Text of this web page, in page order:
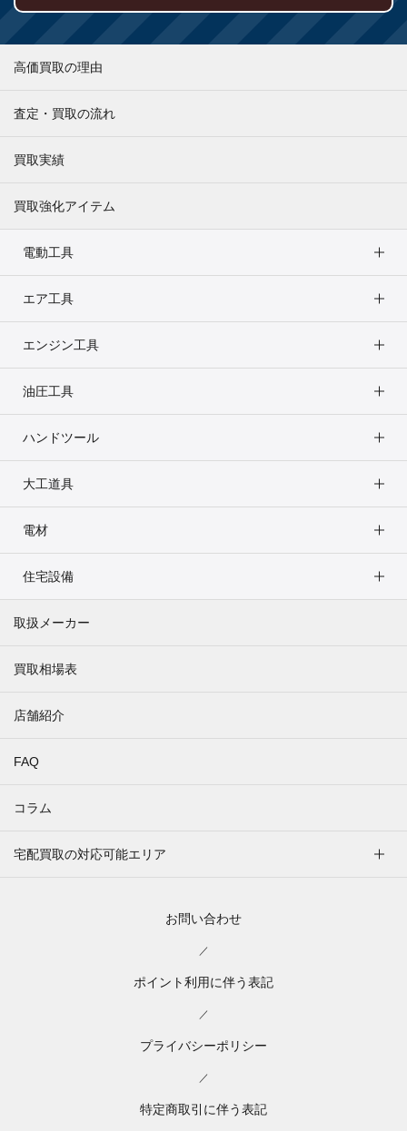
高価買取の理由
査定・買取の流れ
買取実績
買取強化アイテム
電動工具
エア工具
エンジン工具
油圧工具
ハンドツール
大工道具
電材
住宅設備
取扱メーカー
買取相場表
店舗紹介
FAQ
コラム
宅配買取の対応可能エリア
お問い合わせ
／
ポイント利用に伴う表記
／
プライバシーポリシー
／
特定商取引に伴う表記